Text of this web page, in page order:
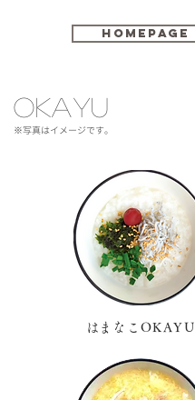
homepage
​oKAYU
​※写真はイメージです。
​はまなこOKAYU